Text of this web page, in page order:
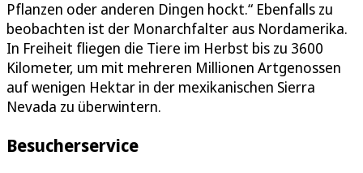
Pflanzen oder anderen Dingen hockt.“ Ebenfalls zu
beobachten ist der Monarchfalter aus Nordamerika.
In Freiheit fliegen die Tiere im Herbst bis zu 3600
Kilometer, um mit mehreren Millionen Artgenossen
auf wenigen Hektar in der mexikanischen Sierra
Nevada zu überwintern.
Besucherservice